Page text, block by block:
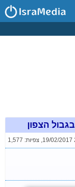
הצפון
19/02/2017
, צפיות: 1,577